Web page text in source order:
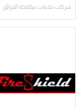
شركات خدمات مكافحة الحرائق